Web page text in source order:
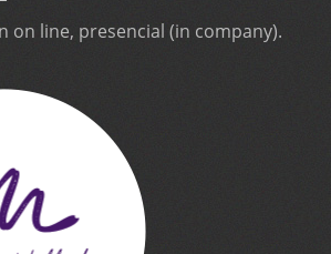
on line, presencial (in company).